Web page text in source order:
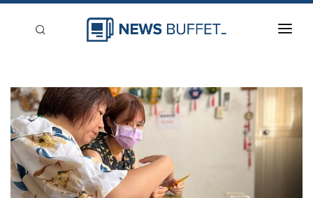
新聞稿分類
登入
刊登